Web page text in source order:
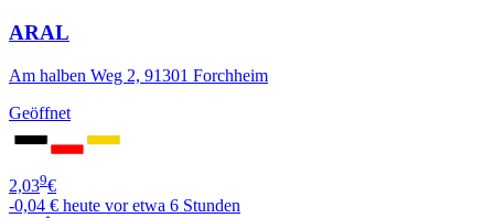
ARAL
Am halben Weg 2, 91301 Forchheim
Geöffnet
2,039€
-0,04 € heute vor etwa 6 Stunden